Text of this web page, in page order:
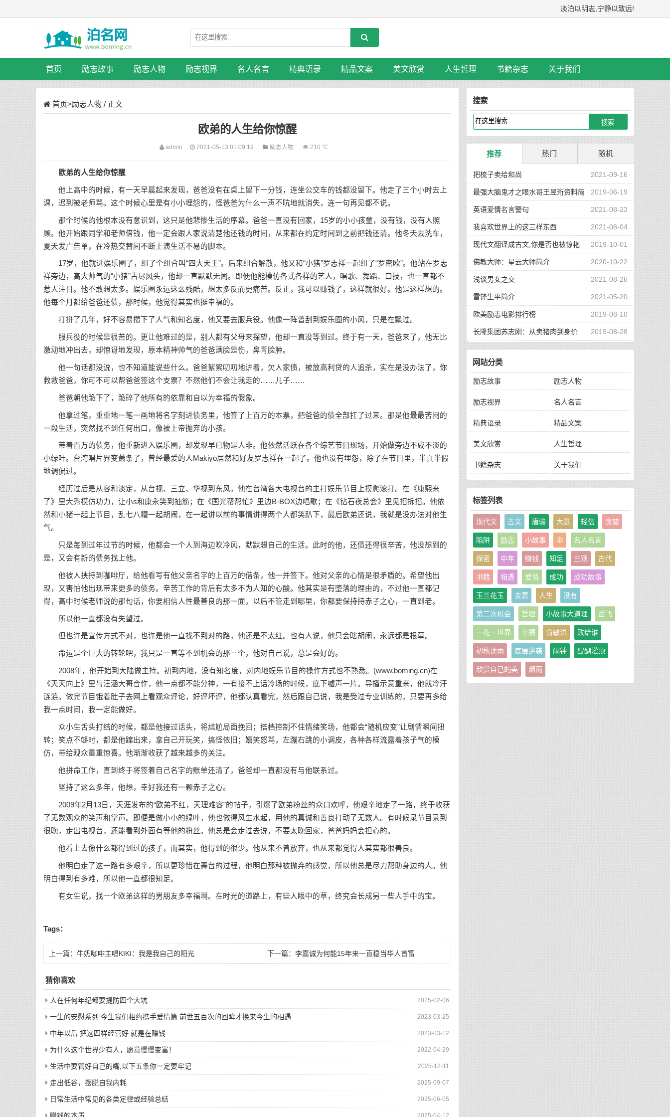
淡泊以明志,宁静以致远!
首页 励志故事 励志人物 励志视界 名人名言 精典语录 精品文案 美文欣赏 人生哲理 书籍杂志 关于我们
首页>励志人物 / 正文
欧弟的人生给你惊醒
admin 2021-05-13 01:09:19 励志人物 210 ℃
欧弟的人生给你惊醒
他上高中的时候，有一天早晨起来发现，爸爸没有在桌上留下一分钱，连坐公交车的钱都没留下。他走了三个小时去上
课，迟到被老师骂。这个时候心里是有小小埋怨的，怪爸爸为什么一声不吭地就消失，连一句再见都不说。
那个时候的他根本没有意识到，这只是他悲惨生活的序幕。爸爸一直没有回家，15岁的小小孩童，没有钱，没有人照
顾。他开始跟同学和老师借钱，他一定会跟人家说清楚他还钱的时间，从来都在约定时间到之前把钱还清。他冬天去洗车，
夏天发广告单，在冷热交替间不断上演生活不易的脚本。
17岁，他就进娱乐圈了，组了个组合叫“四大天王”。后来组合解散，他又和“小猪”罗志祥一起组了“罗密欧”。他站在罗志
祥旁边，高大帅气的“小猪”占尽风头，他却一直默默无闻。即便他能模仿各式各样的艺人，唱歌、舞蹈、口技，也一直都不
惹人注目。他不敢想太多。娱乐圈永远这么残酷，想太多反而更痛苦。反正，我可以赚钱了，这样就很好。他是这样想的。
他每个月都给爸爸还债，那时候，他觉得其实也挺幸福的。
打拼了几年，好不容易攒下了人气和知名度，他又要去服兵役。他像一阵曾刮到娱乐圈的小风，只是在飘过。
服兵役的时候是很苦的。更让他难过的是，别人都有父母来探望，他却一直没等到过。终于有一天，爸爸来了，他无比
激动地冲出去，却惊讶地发现，原本精神帅气的爸爸满脸是伤，鼻青脸肿。
他一句话都没说，也不知道能说些什么。爸爸絮絮叨叨地讲着，欠人家债，被放高利贷的人追杀，实在是没办法了，你
救救爸爸，你可不可以帮爸爸签这个支票？不然他们不会让我走的……儿子……
爸爸朝他跪下了，跪碎了他所有的依靠和自以为幸福的假象。
他拿过笔，重重地一笔一画地将名字刻进债务里，他签了上百万的本票，把爸爸的债全部扛了过来。那是他最最苦闷的
一段生活，突然找不到任何出口，像被上帝抛弃的小孩。
带着百万的债务，他重新进入娱乐圈，却发现早已物是人非。他依然活跃在各个综艺节目现场，开始做旁边不咸不淡的
小绿叶。台湾唱片界变萧条了，曾经最爱的人Makiyo居然和好友罗志祥在一起了。他也没有埋怨，除了在节目里，半真半假
地调侃过。
经历过后是从容和淡定，从台视、三立、华视到东风，他在台湾各大电视台的主打娱乐节目上摸爬滚打。在《康熙来
了》里大秀模仿功力，让小s和康永笑到抽筋；在《国光帮帮忙》里边B-BOX边唱歌；在《钻石夜总会》里见招拆招。他依
然和小猪一起上节目，乱七八糟一起胡闹，在一起讲以前的事情讲得两个人都笑趴下，最后欧弟还说，我就是没办法对他生
气。
只是每到过年过节的时候，他都会一个人到海边吹冷风，默默想自己的生活。此时的他，还债还得很辛苦，他没想到的
是，又会有新的债务找上他。
他被人挟持到咖啡厅，给他看写有他父亲名字的上百万的借条，他一并签下。他对父亲的心情是很矛盾的。希望他出
现，又害怕他出现带来更多的债务。辛苦工作的背后有太多不为人知的心酸。他其实是有堕落的理由的，不过他一直都记
得，高中时候老师说的那句话，你要相信人性最善良的那一面，以后不管走到哪里，你都要保持持赤子之心，一直到老。
所以他一直都没有失望过。
但也许是宣传方式不对，也许是他一直找不到对的路，他还是不太红。也有人说，他只会瞎胡闹，永远都是根草。
命运是个巨大的转轮吧，我只是一直等不到机会的那一个，他对自己说，总是会好的。
2008年，他开始到大陆做主持。初到内地，没有知名度，对内地娱乐节目的操作方式也不熟悉。(www.boming.cn)在
《天天向上》里与汪涵大哥合作，他一点都不能分神，一有接不上话冷场的时候，底下嘘声一片。导播示意重来，他就冷汗
涟涟。做完节目饿着肚子去网上看观众评论，好评坏评，他都认真看完，然后跟自己说，我是受过专业训练的，只要再多给
我一点时间，我一定能做好。
众小生舌头打结的时候，都是他接过话头，将尴尬局面挽回；搭档控制不住情绪笑场，他都会“随机应变”让剧情瞬间扭
转；笑点不够时，都是他蹿出来，拿自己开玩笑，搞怪依旧；嬉笑怒骂，左蹦右跳的小调皮，各种各样流露着孩子气的模
仿，带给观众重重惊喜。他渐渐收获了越来越多的关注。
他拼命工作，直到终于将签着自己名字的账单还清了，爸爸却一直都没有与他联系过。
坚持了这么多年，他想，幸好我还有一颗赤子之心。
2009年2月13日，天涯发布的“欧弟不红，天理难容”的帖子，引爆了欧弟粉丝的众口欢呼，他艰辛地走了一路，终于收获
了无数观众的笑声和掌声。即便是做小小的绿叶，他也做得风生水起，用他的真诚和善良打动了无数人。有时候录节目录到
很晚，走出电视台，还能看到外面有等他的粉丝。他总是会走过去说，不要太晚回家，爸爸妈妈会担心的。
他看上去像什么都得到过的孩子，而其实，他得到的很少。他从来不曾放弃，也从来都觉得人其实都很善良。
他明白走了这一路有多艰辛，所以更珍惜在舞台的过程，他明白那种被抛弃的感觉，所以他总是尽力帮助身边的人。他
明白得到有多难，所以他一直都很知足。
有女生说，找一个欧弟这样的男朋友多幸福啊。在时光的道路上，有些人眼中的草，终究会长成另一些人手中的宝。
Tags：
上一篇： 牛奶咖啡主唱KIKI：我是我自己的阳光 下一篇：李嘉诚为何能15年来一直稳当华人首富
猜你喜欢
2025-02-06
人在任何年纪都要提防四个大坑
2023-03-25
一生的安慰系列:今生我们相约携手爱情篇:前世五百次的回眸才换来今生的相遇
2023-03-12
中年以后 把这四样经营好 就是在赚钱
2022-04-29
为什么这个世界少有人，愿意慢慢变富！
2025-12-11
生活中要管好自己的嘴,以下五条你一定要牢记
2025-09-07
走出低谷，摆脱自我内耗
2025-06-05
日常生活中常见的各类定律或经验总结
2025-04-12
赚钱的本质
搜索
推荐 热门 随机
2021-09-16
把梳子卖给和尚
2019-06-19
最强大脑鬼才之眼水哥王昱珩资料简
介 2021-08-23
英语爱情名言警句
2021-08-04
我喜欢世界上的这三样东西
2019-10-01
现代文翻译成古文,你是否也被惊艳
到了 2020-10-22
佛教大师：星云大师简介
2021-08-26
浅谈男女之交
2021-05-20
雷锋生平简介
2019-08-10
欧美励志电影排行榜
2019-08-28
长隆集团苏志刚：从卖猪肉到身价
130亿，他的秘诀是？
网站分类
励志故事 励志人物
励志视界 名人名言
精典语录 精品文案
美文欣赏 人生哲理
书籍杂志 关于我们
标签列表
现代文 古文 唐骏 大意 轻信 贪婪
陷阱 励志 小故事 伞 名人名言
保密 中年 赚钱 知足 三观 古代
书籍 相遇 爱情 成功 成功故事
玉兰花玉 变富 人生 没有
第二次机会 哲理 小故事大道理 岳飞
一花一世界 幸福 俞敏洪 败给谁
初秋读雨 底层逆袭 闹钟 醍醐灌顶
欣赏自己的美 烟雨